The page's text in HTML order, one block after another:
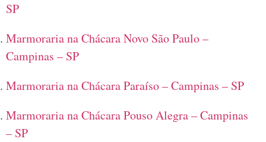
SP
Marmoraria na Chácara Novo São Paulo –
Campinas – SP
Marmoraria na Chácara Paraíso – Campinas – SP
Marmoraria na Chácara Pouso Alegra – Campinas
– SP